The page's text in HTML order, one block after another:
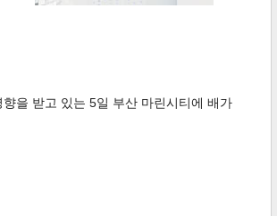
을 받고 있는 5일 부산 마린시티에 배가